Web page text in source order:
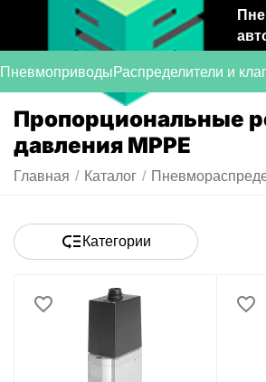
ПневмоприводыРаспределители и
Пропорциональные
давления MPPE
Главная / Каталог /
Категории